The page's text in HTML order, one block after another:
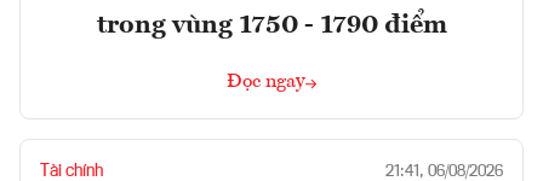
trong vùng 1750 - 1790 điểm
Đọc ngay
Tài chính 21:41, 06/08/2026